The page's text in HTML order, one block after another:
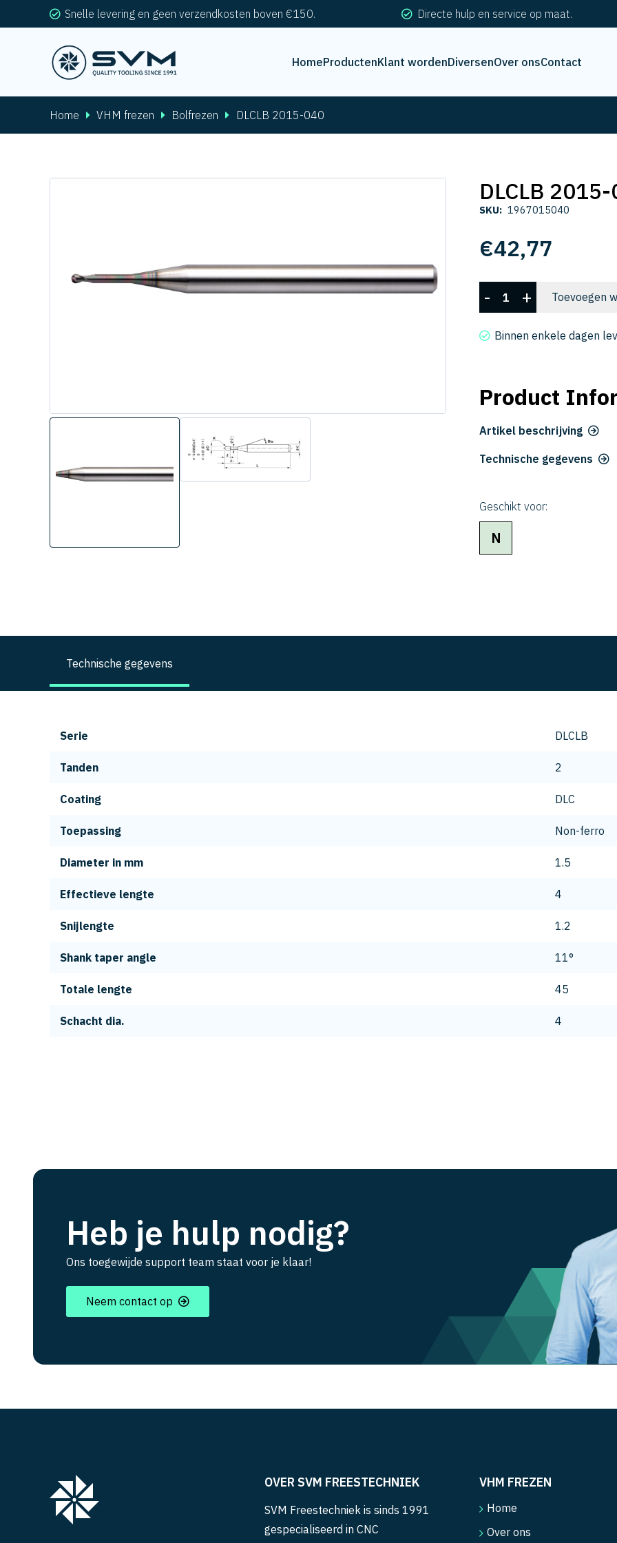
Snelle levering en geen verzendkosten boven €150. Directe hulp en service op maat.
HomeProductenKlant wordenDiversenOver onsContact
Home VHM frezen Bolfrezen DLCLB 2015-040
DLCLB
SKU: 1967015040
€42,77
DLCLB
2015-
040
- + Toevoegen
Binnen enkele dagen
Product
Artikel beschrijving
Technische gegevens
Geschikt voor:
N
Technische gegevens
Serie DLCLB
Tanden 2
Coating DLC
Toepassing Non-ferro
Diameter in mm 1.5
Effectieve lengte 4
Snijlengte 1.2
Shank taper angle 11°
Totale lengte 45
Schacht dia. 4
Heb je hulp nodig?
Ons toegewijde support team staat voor je klaar!
Neem contact op
OVER SVM FREESTECHNIEK
SVM Freestechniek is sinds 1991
gespecialiseerd in CNC
VHM FREZEN
Home
Over ons